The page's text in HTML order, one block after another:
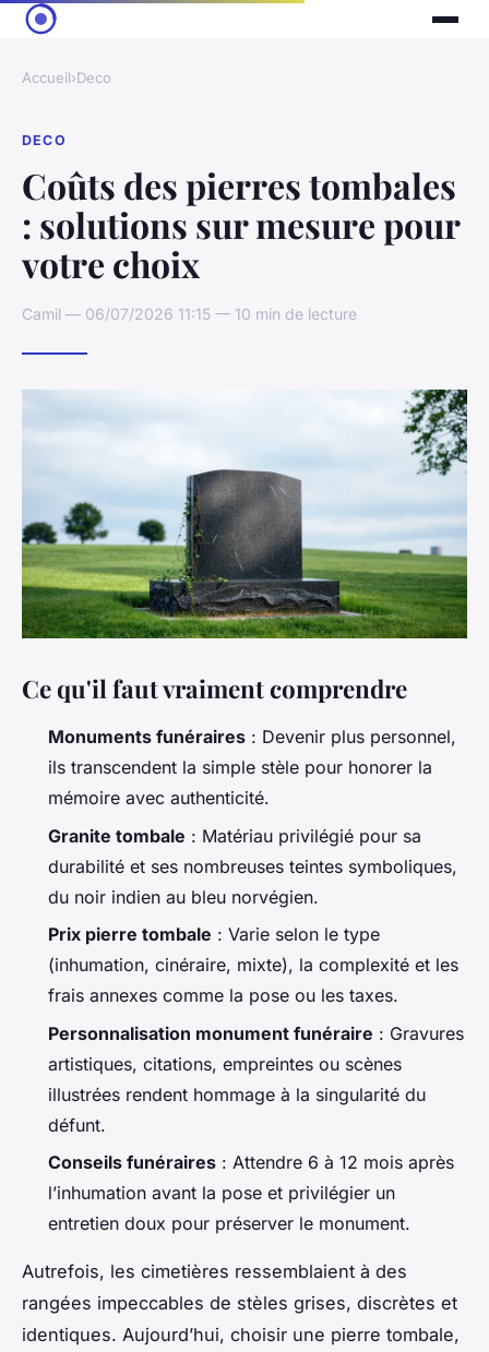
Accueil›Deco
DECO
Coûts des pierres tombales
: solutions sur mesure pour
votre choix
Camil — 06/07/2026 11:15 — 10 min de lecture
Ce qu'il faut vraiment comprendre
Monuments funéraires : Devenir plus personnel,
ils transcendent la simple stèle pour honorer la
mémoire avec authenticité.
Granite tombale : Matériau privilégié pour sa
durabilité et ses nombreuses teintes symboliques,
du noir indien au bleu norvégien.
Prix pierre tombale : Varie selon le type
(inhumation, cinéraire, mixte), la complexité et les
frais annexes comme la pose ou les taxes.
Personnalisation monument funéraire : Gravures
artistiques, citations, empreintes ou scènes
illustrées rendent hommage à la singularité du
défunt.
Conseils funéraires : Attendre 6 à 12 mois après
l’inhumation avant la pose et privilégier un
entretien doux pour préserver le monument.
Autrefois, les cimetières ressemblaient à des
rangées impeccables de stèles grises, discrètes et
identiques. Aujourd’hui, choisir une pierre tombale,